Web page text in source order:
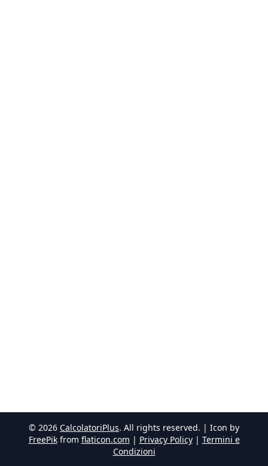
© 2026 CalcolatoriPlus. All rights reserved. | Icon by
FreePik from flaticon.com | Privacy Policy| Termini e
Condizioni